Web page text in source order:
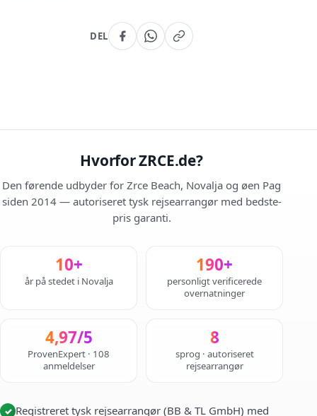
DEL
Hvorfor ZRCE.de?
Den førende udbyder for Zrce Beach, Novalja og øen Pag
siden 2014 — autoriseret tysk rejsearrangør med bedste-
pris garanti.
10+
år på stedet i Novalja
190+
personligt verificerede
overnatninger
4,97/5
ProvenExpert · 108
anmeldelser
8
sprog · autoriseret
rejsearrangør
✓ Registreret tysk rejsearrangør (BB & TL GmbH) med